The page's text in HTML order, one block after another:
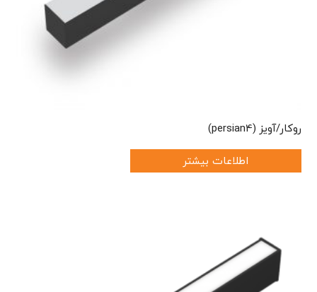
روکار/آویز (persian4)
اطلاعات بیشتر